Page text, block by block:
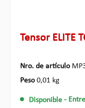
Tensor ELITE
Nro. de artículo
Peso0,01 kg
Disponible -